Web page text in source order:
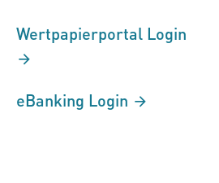
Wertpapierportal Login
eBanking Login